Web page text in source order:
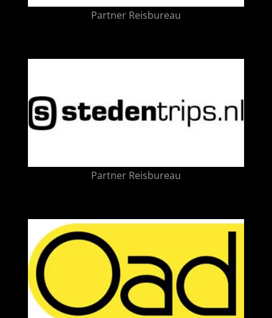
Partner Reisbureau
Partner Reisbureau